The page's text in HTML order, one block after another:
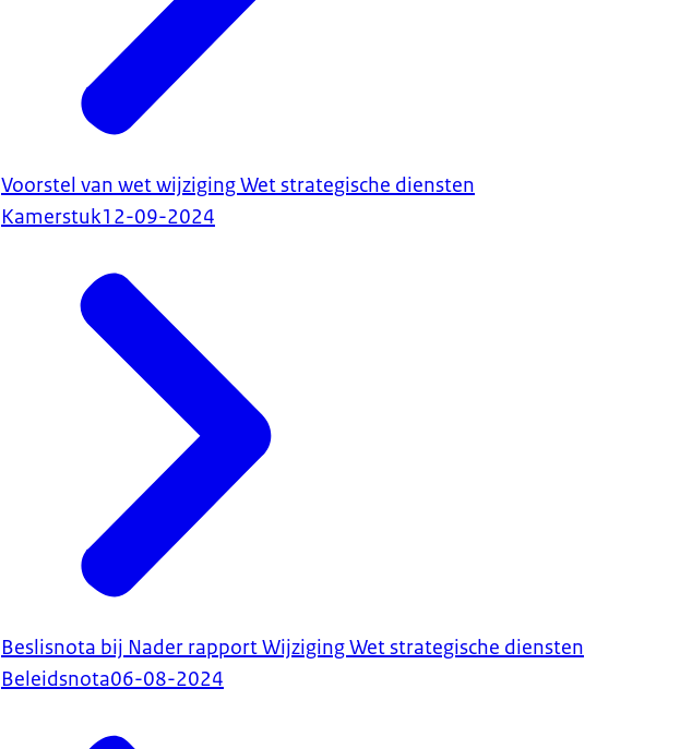
Voorstel van wet wijziging Wet strategische diensten
Kamerstuk12-09-2024
Beslisnota bij Nader rapport Wijziging Wet strategische diensten
Beleidsnota06-08-2024